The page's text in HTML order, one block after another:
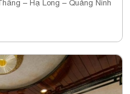
– Hạ Long – Quảng Ninh